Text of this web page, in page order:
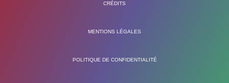
CRÉDITS
MENTIONS LÉGALES
POLITIQUE DE CONFIDENTIALITÉ